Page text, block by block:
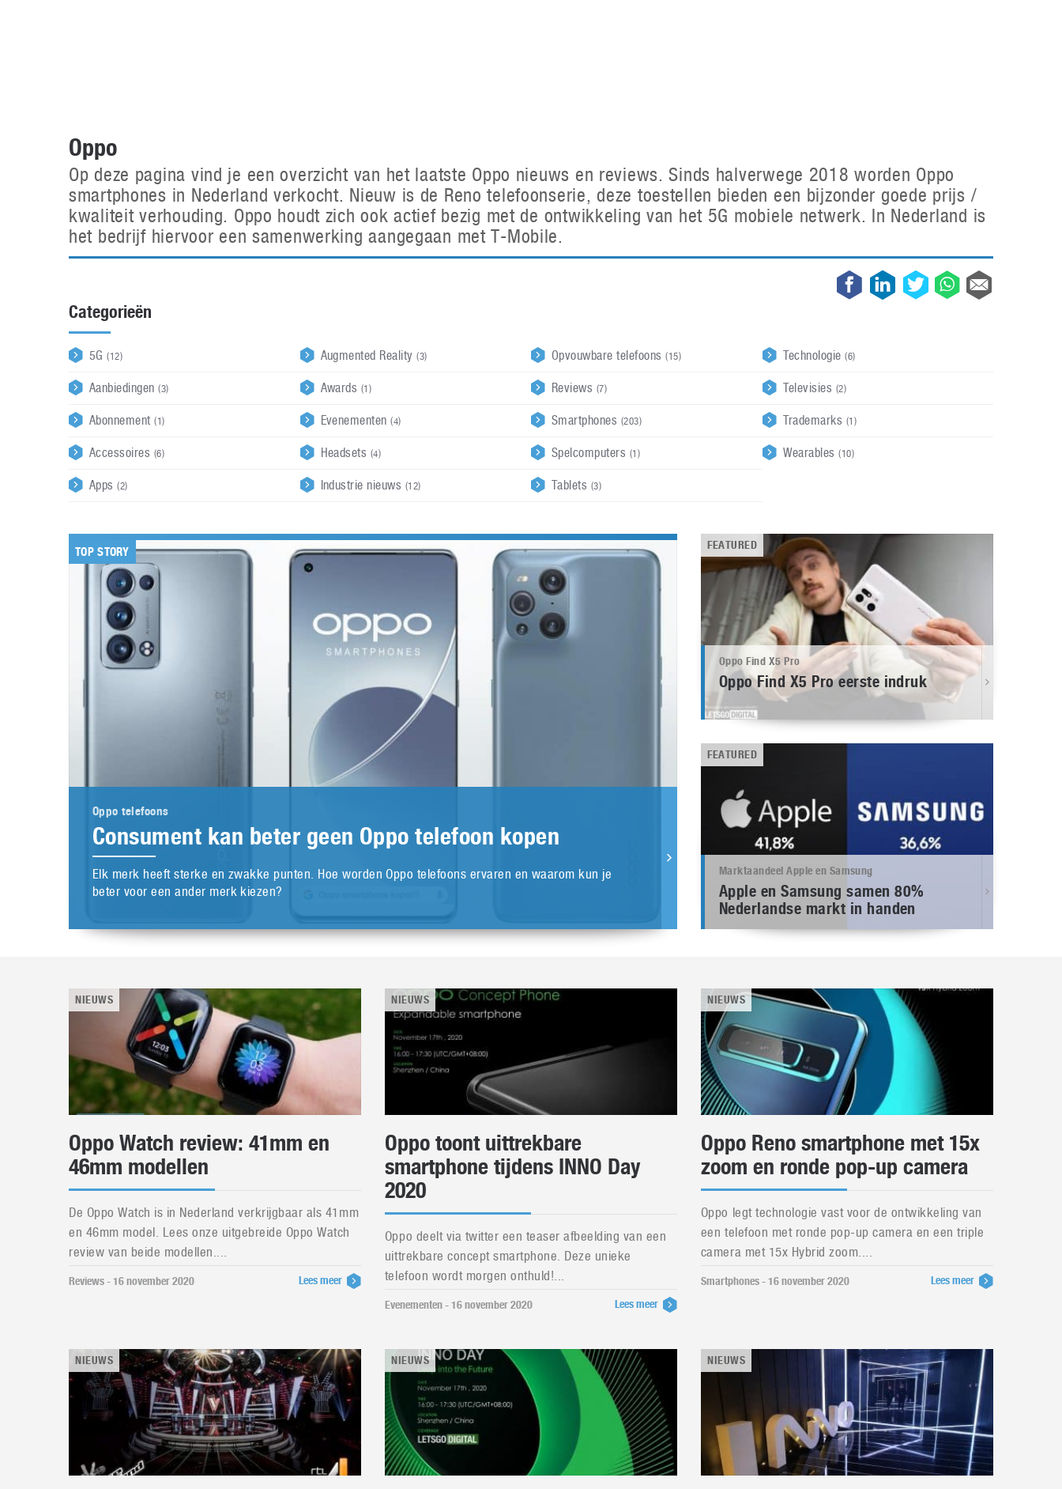
Oppo
Op deze pagina vind je een overzicht van het laatste Oppo nieuws en reviews. Sinds halverwege 2018 worden Oppo
smartphones in Nederland verkocht. Nieuw is de Reno telefoonserie, deze toestellen bieden een bijzonder goede prijs /
kwaliteit verhouding. Oppo houdt zich ook actief bezig met de ontwikkeling van het 5G mobiele netwerk. In Nederland is
het bedrijf hiervoor een samenwerking aangegaan met T-Mobile.
Categorieën
5G(12)
Aanbiedingen(3)
Abonnement(1)
Accessoires (6)
Apps(2)
Augmented Reality(3)
Awards (1)
Evenementen(4)
Headsets (4)
Industrie nieuws (12)
Opvouwbare telefoons(15)
Reviews (7)
Smartphones (203)
Spelcomputers (1)
Tablets (3)
Technologie(6)
Televisies (2)
Trademarks (1)
Wearables(10)
TOP STORY
Oppo telefoons
Consument kan beter geen Oppo telefoon kopen
Elk merk heeft sterke en zwakke punten. Hoe worden Oppo telefoons ervaren en waarom kun je
beter voor een ander merk kiezen?
FEATURED
Oppo Find X5 Pro
Oppo Find X5 Pro eerste indruk
FEATURED
Marktaandeel Apple en Samsung
Apple en Samsung samen 80%
Nederlandse markt in handen
NIEUWS
Oppo Watch review: 41mm en
46mm modellen
De Oppo Watch is in Nederland verkrijgbaar als 41mm
en 46mm model. Lees onze uitgebreide Oppo Watch
review van beide modellen....
Reviews - 16 november 2020 Lees meer
NIEUWS
Oppo toont uittrekbare
smartphone tijdens INNO Day
2020
Oppo deelt via twitter een teaser afbeelding van een
uittrekbare concept smartphone. Deze unieke
telefoon wordt morgen onthuld!...
Evenementen - 16 november 2020 Lees meer
NIEUWS
Oppo Reno smartphone met 15x
zoom en ronde pop-up camera
Oppo legt technologie vast voor de ontwikkeling van
een telefoon met ronde pop-up camera en een triple
camera met 15x Hybrid zoom....
Smartphones - 16 november 2020 Lees meer
NIEUWS NIEUWS NIEUWS